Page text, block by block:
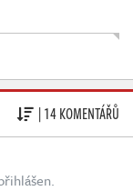
| 14 KOMENTÁŘŮ